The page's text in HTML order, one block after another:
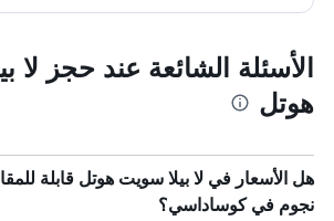
الأسئلة الشائعة عند حجز لا
هوتل
نجوم في كوساداسي؟